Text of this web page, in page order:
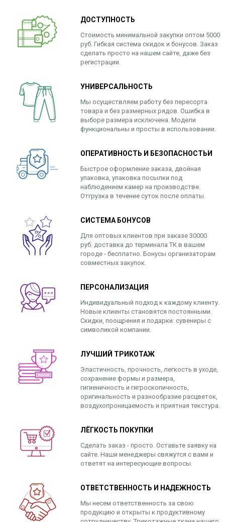
ДОСТУПНОСТЬ
Стоимость минимальной закупки оптом 5000
руб. Гибкая система скидок и бонусов. Заказ
сделать просто на нашем сайте, даже без
регистрации.
УНИВЕРСАЛЬНОСТЬ
Мы осуществляем работу без пересорта
товара и без размерных рядов. Ошибка в
выборе размера исключена. Модели
функциональны и просты в использовании.
ОПЕРАТИВНОСТЬ И БЕЗОПАСНОСТЬИ
Быстрое оформление заказа, двойная
упаковка, упаковка посылки под
наблюдением камер на производстве.
Отгрузка в течение суток после оплаты.
СИСТЕМА БОНУСОВ
Для оптовых клиентов при заказе 30000
руб. доставка до терминала ТК в вашем
городе - бесплатно. Бонусы организаторам
совместных закупок.
ПЕРСОНАЛИЗАЦИЯ
Индивидуальный подход к каждому клиенту.
Новые клиенты становятся постоянными.
Скидки, поощрения и подарки: сувениры с
символикой компании.
ЛУЧШИЙ ТРИКОТАЖ
Эластичность, прочность, легкость в уходе,
сохранение формы и размера,
гигиеничность и гигроскопичность,
оригинальность и разнообразие расцветок,
воздухопроницаемость и приятная текстура.
ЛЁГКОСТЬ ПОКУПКИ
Сделать заказ - просто. Оставьте заявку на
сайте. Наши менеджеры свяжутся с вами и
ответят на интересующие вопросы.
ОТВЕТСТВЕННОСТЬ И НАДЕЖНОСТЬ
Мы несем ответственность за свою
продукцию и открыты к продуктивному